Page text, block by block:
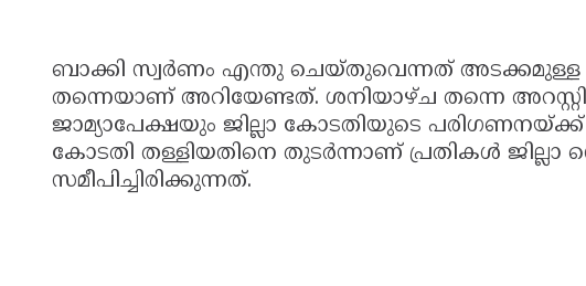
ബാക്കി സ്വർണം എന്തു ചെയ്തുവെന്നത് അടക്കമുള്ള
തന്നെയാണ് അറിയേണ്ടത്. ശനിയാഴ്ച തന്നെ
ജാമ്യാപേക്ഷയും ജില്ലാ കോടതിയുടെ
കോടതി തള്ളിയതിനെ തുടർന്നാണ് പ്രതികൾ
സമീപിച്ചിരിക്കുന്നത്.